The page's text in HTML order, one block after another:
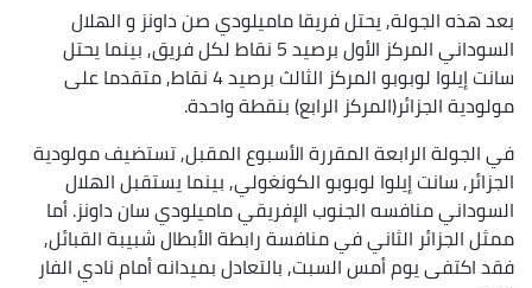
بعد هذه الجولة, يحتل فريقا ماميلودي صن داونز و الهلال
السوداني المركز الأول برصيد 5 نقاط لكل فريق, بينما يحتل
سانت إيلوا لوبوبو المركز الثالث برصيد 4 نقاط, متقدما على
مولودية الجزائر(المركز الرابع) بنقطة واحدة.
في الجولة الرابعة المقررة الأسبوع المقبل, تستضيف مولودية
الجزائر, سانت إيلوا لوبوبو الكونغولي, بينما يستقبل الهلال
السوداني منافسه الجنوب الإفريقي ماميلودي سان داونز. أما
ممثل الجزائر الثاني في منافسة رابطة الأبطال شبيبة القبائل,
فقد اكتفى يوم أمس السبت, بالتعادل بميدانه أمام نادي الفار